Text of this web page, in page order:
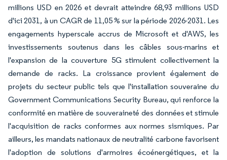
millions USD en 2026 et devrait atteindre 68,93 millions USD
d'ici 2031, à un CAGR de 11,05 % sur la période 2026-2031. Les
engagements hyperscale accrus de Microsoft et d'AWS, les
investissements soutenus dans les câbles sous-marins et
l'expansion de la couverture 5G stimulent collectivement la
demande de racks. La croissance provient également de
projets du secteur public tels que l'installation souveraine du
Government Communications Security Bureau, qui renforce la
conformité en matière de souveraineté des données et stimule
l'acquisition de racks conformes aux normes sismiques. Par
ailleurs, les mandats nationaux de neutralité carbone favorisent
l'adoption de solutions d'armoires écoénergétiques, et la